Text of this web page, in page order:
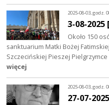
2025-08-03, godz.
3-08-
Około 150
sanktuarium Matki Bożej
Szczecińskiej Pieszej Pielgrzymce
więcej
2025-08-03, godz.
27-07-